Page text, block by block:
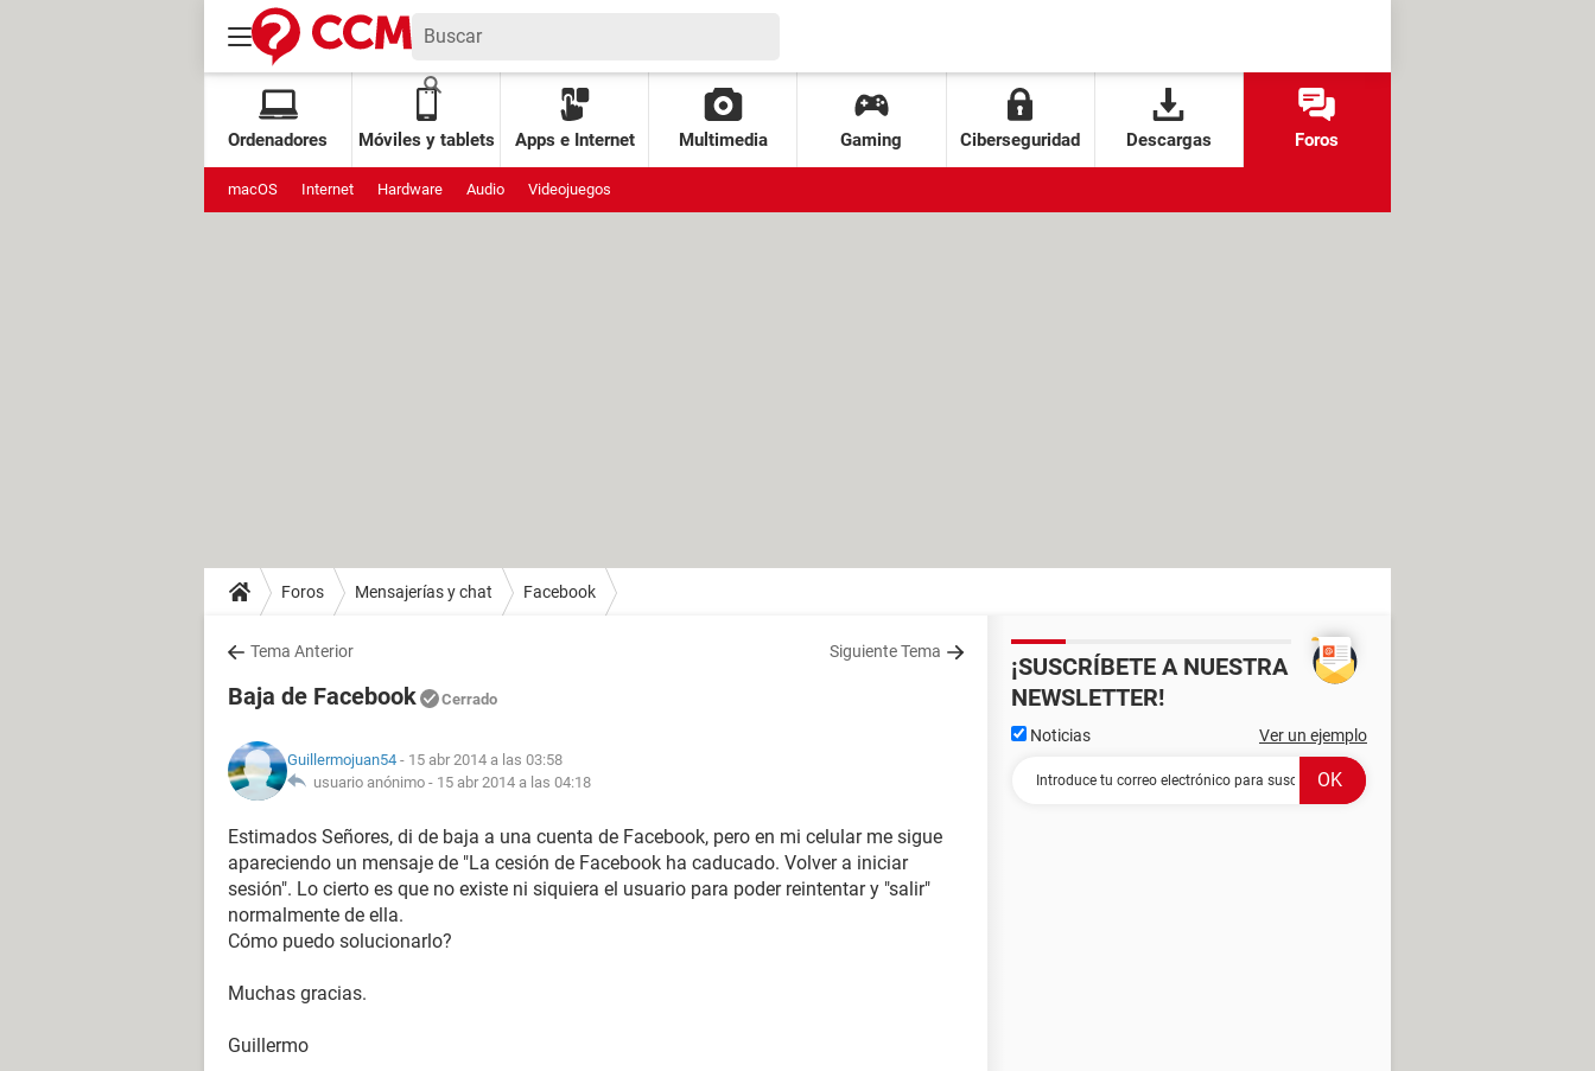
Ordenadores Móviles y tablets Apps e Internet Multimedia Gaming Ciberseguridad Descargas Foros
macOS Internet Hardware Audio Videojuegos
Foros Mensajerías y chat Facebook
Tema Anterior Siguiente Tema
Baja de Facebook Cerrado
Guillermojuan54 - 15 abr 2014 a las 03:58
usuario anónimo - 15 abr 2014 a las 04:18
Estimados Señores, di de baja a una cuenta de Facebook, pero en mi celular me sigue
apareciendo un mensaje de "La cesión de Facebook ha caducado. Volver a iniciar
sesión". Lo cierto es que no existe ni siquiera el usuario para poder reintentar y "salir"
normalmente de ella.
Cómo puedo solucionarlo?
Muchas gracias.
Guillermo
¡SUSCRÍBETE A NUESTRA
NEWSLETTER!
Noticias Ver un ejemplo